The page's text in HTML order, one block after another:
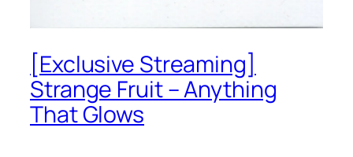
[Exclusive Streaming]
Strange Fruit – Anything
That Glows